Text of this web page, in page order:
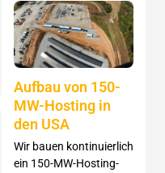
Aufbau von 150-
MW-Hosting in
den USA
Wir bauen kontinuierlich
ein 150-MW-Hosting-